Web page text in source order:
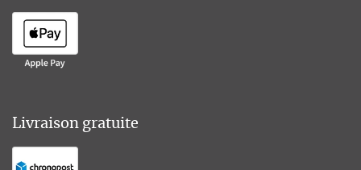
Livraison gratuite